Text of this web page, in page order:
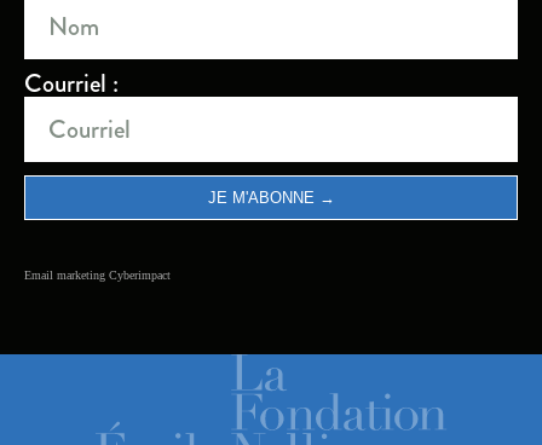
Courriel :
Email marketing Cyberimpact